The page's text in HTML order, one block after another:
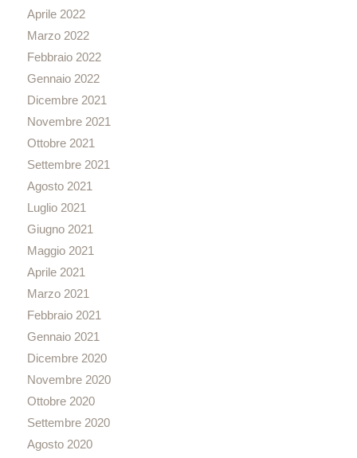
Aprile 2022
Marzo 2022
Febbraio 2022
Gennaio 2022
Dicembre 2021
Novembre 2021
Ottobre 2021
Settembre 2021
Agosto 2021
Luglio 2021
Giugno 2021
Maggio 2021
Aprile 2021
Marzo 2021
Febbraio 2021
Gennaio 2021
Dicembre 2020
Novembre 2020
Ottobre 2020
Settembre 2020
Agosto 2020